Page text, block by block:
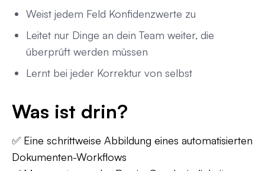
Weist jedem Feld Konfidenzwerte zu
Leitet nur Dinge an dein Team weiter, die
überprüft werden müssen
Lernt bei jeder Korrektur von selbst
Was ist drin?
✅ Eine schrittweise Abbildung eines automatisierten
Dokumenten-Workflows